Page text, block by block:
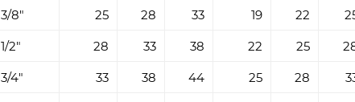
afuera y
Paquete:
MOQ: a
3/8" 25 28 33 19 22
1/2" 28 33 38 22 25
3/4" 33 38 44 25 28